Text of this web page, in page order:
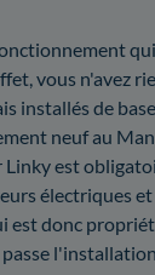
vous n'avez
installés de
neuf au
est
électriques et
donc